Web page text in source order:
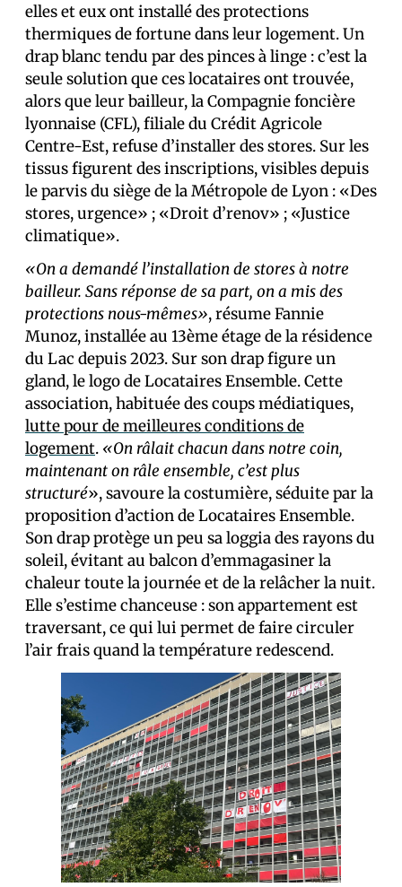
elles et eux ont installé des protections
thermiques de fortune dans leur logement. Un
drap blanc tendu par des pinces à linge : c’est la
seule solution que ces locataires ont trouvée,
alors que leur bailleur, la Compagnie foncière
lyonnaise (CFL), filiale du Crédit Agricole
Centre-Est, refuse d’installer des stores. Sur les
tissus figurent des inscriptions, visibles depuis
le parvis du siège de la Métropole de Lyon : «Des
stores, urgence» ; «Droit d’renov» ; «Justice
climatique».
«On a demandé l’installation de stores à notre
bailleur. Sans réponse de sa part, on a mis des
protections nous-mêmes», résume Fannie
Munoz, installée au 13ème étage de la résidence
du Lac depuis 2023. Sur son drap figure un
gland, le logo de Locataires Ensemble. Cette
association, habituée des coups médiatiques,
lutte pour de meilleures conditions de
logement. «On râlait chacun dans notre coin,
maintenant on râle ensemble, c’est plus
structuré», savoure la costumière, séduite par la
proposition d’action de Locataires Ensemble.
Son drap protège un peu sa loggia des rayons du
soleil, évitant au balcon d’emmagasiner la
chaleur toute la journée et de la relâcher la nuit.
Elle s’estime chanceuse : son appartement est
traversant, ce qui lui permet de faire circuler
l’air frais quand la température redescend.